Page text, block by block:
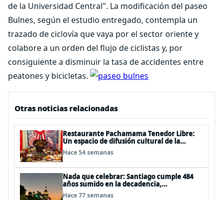
de la Universidad Central". La modificación del paseo
Bulnes, según el estudio entregado, contempla un
trazado de ciclovía que vaya por el sector oriente y
colabore a un orden del flujo de ciclistas y, por
consiguiente a disminuir la tasa de accidentes entre
peatones y bicicletas.
Otras noticias relacionadas
Restaurante Pachamama Tenedor Libre:
Un espacio de difusión cultural de la
gastronomía andina peruana
Hace 54 semanas
Nada que celebrar: Santiago cumple 484
años sumido en la decadencia,
delincuencia y abandono
Hace 77 semanas